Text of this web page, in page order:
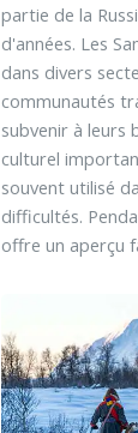
partie de la
d'années. Les
dans divers
communautés
subvenir à leurs
culturel
souvent utilisé
difficultés.
offre un aperçu